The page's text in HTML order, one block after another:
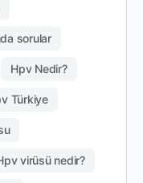
sorular
Hpv Nedir?
Türkiye
virüsü nedir?